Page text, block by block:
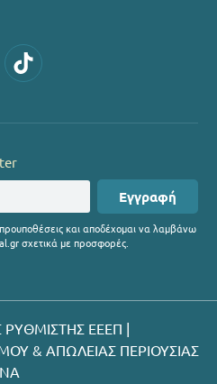
Εγγραφή
και αποδέχομαι να λαμβάνω
σχετικά με προσφορές.
ΕΕΕΠ |
& ΑΠΩΛΕΙΑΣ ΠΕΡΙΟΥΣΙΑΣ